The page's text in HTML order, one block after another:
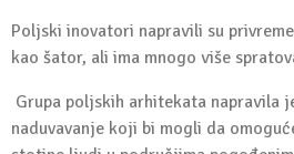
Poljski inovatori napravili su
kao šator, ali ima mnogo više
Grupa poljskih arhitekata napravila
naduvavanje koji bi mogli da